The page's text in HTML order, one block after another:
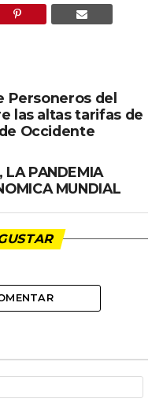
Personeros del
las altas tarifas de
Occidente
LA PANDEMIA
MUNDIAL